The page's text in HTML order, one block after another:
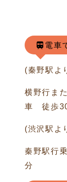
電車
(秦野駅よ
横野行ま
車 徒歩
(渋沢駅よ
秦野駅行
分